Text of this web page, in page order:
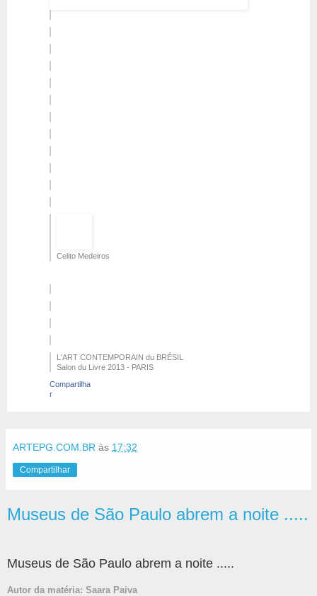
Celito Medeiros
L'ART CONTEMPORAIN du BRÉSIL
Salon du Livre 2013 - PARIS
Compartilha
r
ARTEPG.COM.BR às 17:32
Compartilhar
Museus de São Paulo abrem a noite .....
Museus de São Paulo abrem a noite .....
Autor da matéria: Saara Paiva